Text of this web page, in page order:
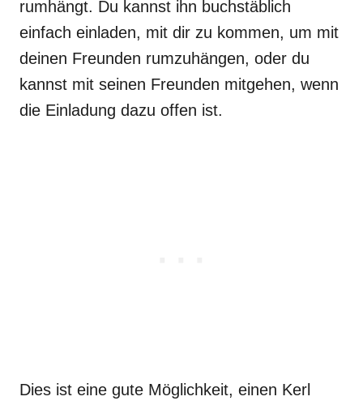
rumhängt. Du kannst ihn buchstäblich
einfach einladen, mit dir zu kommen, um mit
deinen Freunden rumzuhängen, oder du
kannst mit seinen Freunden mitgehen, wenn
die Einladung dazu offen ist.
Dies ist eine gute Möglichkeit, einen Kerl